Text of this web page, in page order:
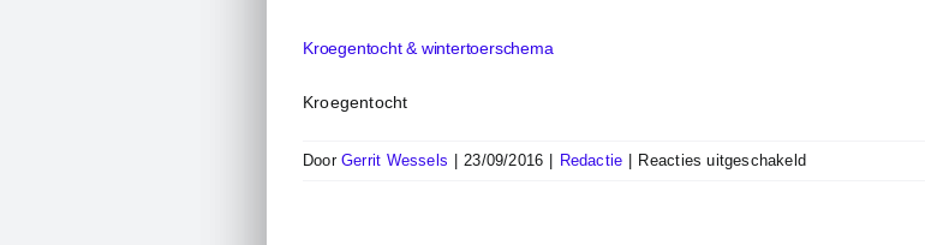
Kroegentocht & wintertoerschema
Kroegentocht
DoorGerrit Wessels 23/09/2016 Redactie Reacties uitgeschakeldvoor